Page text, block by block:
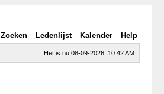
Zoeken Ledenlijst Kalender Help
Het is nu 08-09-2026, 10:42 AM